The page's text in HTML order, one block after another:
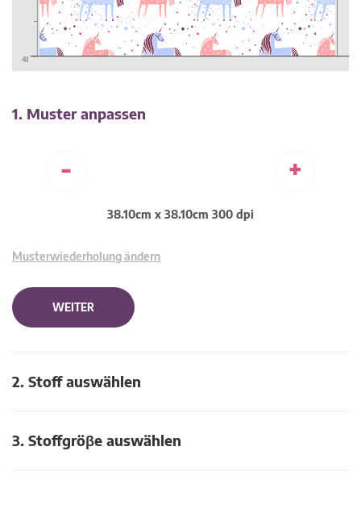
1. Muster anpassen
- +
38.10cm x 38.10cm 300 dpi
Musterwiederholung ändern
WEITER
2. Stoff auswählen
3. Stoffgröβe auswählen